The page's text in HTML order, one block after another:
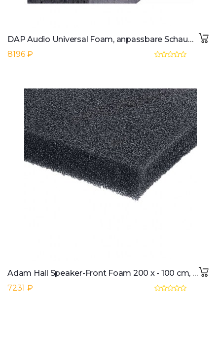
DAP Audio Universal Foam, anpassbare Schaumstoffplatte 5cm
8196 ₽
Adam Hall Speaker-Front Foam 200 x - 100 cm, 12mm
7231 ₽